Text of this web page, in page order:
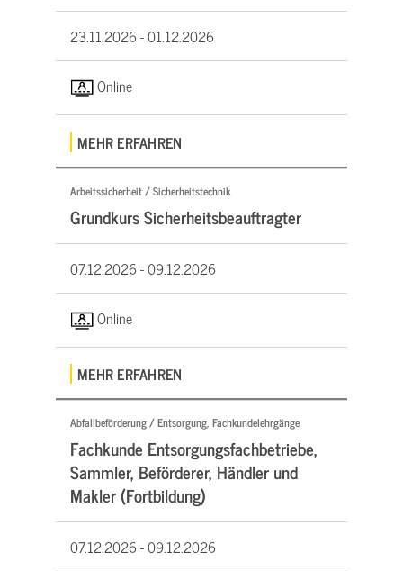
23.11.2026 -01.12.2026
Online
MEHR ERFAHREN
Arbeitssicherheit / Sicherheitstechnik
Grundkurs Sicherheitsbeauftragter
07.12.2026 -09.12.2026
Online
MEHR ERFAHREN
Abfallbeförderung / Entsorgung, Fachkundelehrgänge
Fachkunde Entsorgungsfachbetriebe,
Sammler, Beförderer, Händler und
Makler (Fortbildung)
07.12.2026 -09.12.2026